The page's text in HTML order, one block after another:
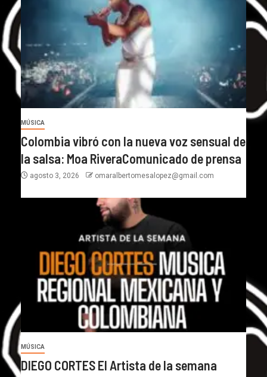
MÚSICA
Colombia vibró con la nueva voz sensual de
la salsa: Moa RiveraComunicado de prensa
agosto 3, 2026 omaralbertomesalopez@gmail.com
MÚSICA
DIEGO CORTES El Artista de la semana